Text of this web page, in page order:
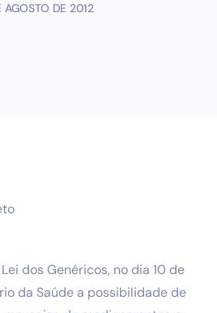
AGOSTO DE 2012
dos Genéricos, no dia 10 de
da Saúde a possibilidade de